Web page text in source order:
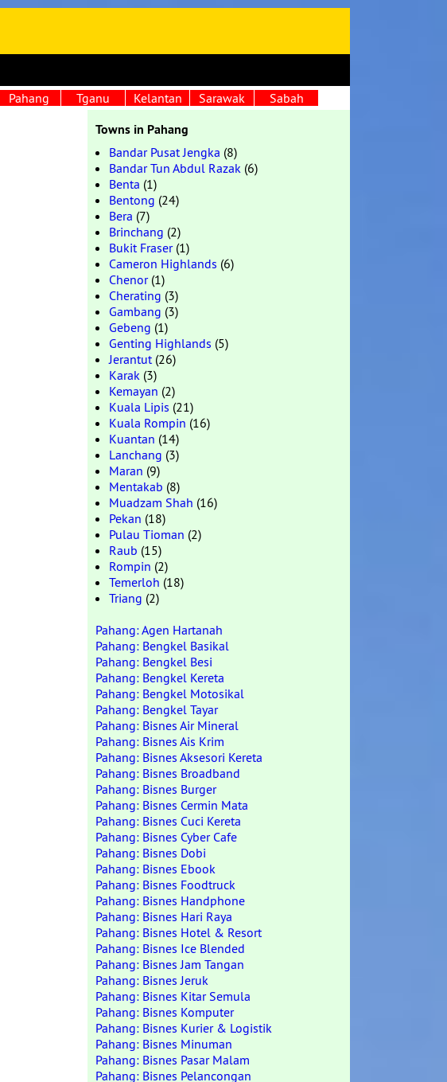
Pahang Tganu Kelantan Sarawak Sabah
Towns in Pahang
Bandar Pusat Jengka (8)
Bandar Tun Abdul Razak (6)
Benta (1)
Bentong (24)
Bera (7)
Brinchang (2)
Bukit Fraser(1)
Cameron Highlands (6)
Chenor(1)
Cherating (3)
Gambang (3)
Gebeng (1)
Genting Highlands (5)
Jerantut(26)
Karak (3)
Kemayan (2)
Kuala Lipis (21)
Kuala Rompin (16)
Kuantan (14)
Lanchang (3)
Maran (9)
Mentakab (8)
Muadzam Shah (16)
Pekan (18)
Pulau Tioman (2)
Raub (15)
Rompin (2)
Temerloh (18)
Triang (2)
Pahang: Agen Hartanah
Pahang: Bengkel Basikal
Pahang: Bengkel Besi
Pahang: Bengkel Kereta
Pahang: Bengkel Motosikal
Pahang: Bengkel Tayar
Pahang: Bisnes Air Mineral
Pahang: Bisnes Ais Krim
Pahang: Bisnes Aksesori Kereta
Pahang: Bisnes Broadband
Pahang: Bisnes Burger
Pahang: Bisnes Cermin Mata
Pahang: Bisnes Cuci Kereta
Pahang: Bisnes Cyber Cafe
Pahang: Bisnes Dobi
Pahang: Bisnes Ebook
Pahang: Bisnes Foodtruck
Pahang: Bisnes Handphone
Pahang: Bisnes Hari Raya
Pahang: Bisnes Hotel & Resort
Pahang: Bisnes Ice Blended
Pahang: Bisnes Jam Tangan
Pahang: Bisnes Jeruk
Pahang: Bisnes Kitar Semula
Pahang: Bisnes Komputer
Pahang: Bisnes Kurier & Logistik
Pahang: Bisnes Minuman
Pahang: Bisnes Pasar Malam
Pahang: Bisnes Pelancongan